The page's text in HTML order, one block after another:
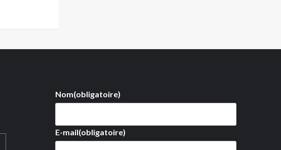
Nom(obligatoire)
E-mail(obligatoire)